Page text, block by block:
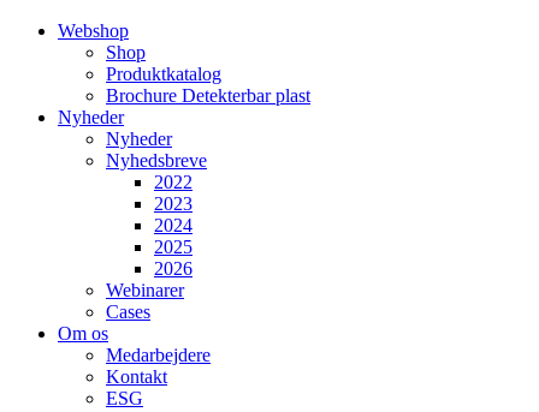
Webshop
Shop
Produktkatalog
Brochure Detekterbar plast
Nyheder
Nyheder
Nyhedsbreve
2022
2023
2024
2025
2026
Webinarer
Cases
Om os
Medarbejdere
Kontakt
ESG